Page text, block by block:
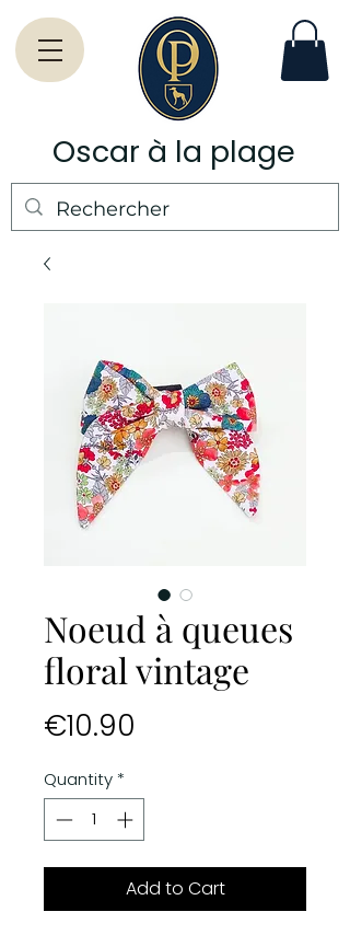
Oscar à la plage
Noeud à queues
floral vintage
€10.90
Quantity *
Add to Cart